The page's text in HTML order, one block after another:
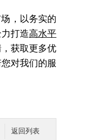
，以务实的
打造高水平
获取更多优
对我们的服
返回列表